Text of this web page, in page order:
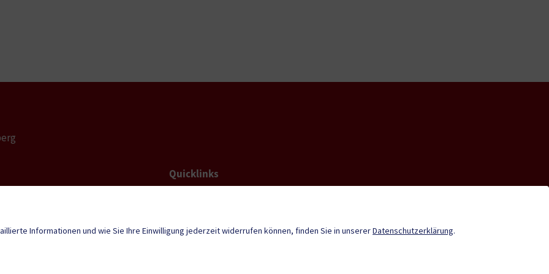
Quicklinks
Informationen und wie Sie Ihre Einwilligung jederzeit widerrufen können, finden Sie in unsererDatenschutzerklärung.